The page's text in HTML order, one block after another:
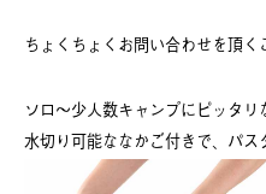
ちょくちょくお問い合わせを頂
ソロ～少人数キャンプにピッタ
水切り可能ななかご付きで、パ